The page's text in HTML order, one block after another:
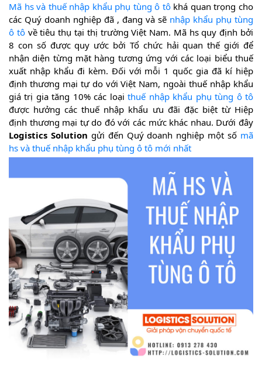
Mã hs và thuế nhập khẩu phụ tùng ô tôkhá quan trọng cho
các Quý doanh nghiệp đã , đang và sẽ nhập khẩu phụ tùng
ô tôvề tiêu thụ tại thị trường Việt Nam. Mã hs quy định bởi
8 con số được quy ước bởi Tổ chức hải quan thế giới để
nhận diện từng mặt hàng tương ứng với các loại biểu thuế
xuất nhập khẩu đi kèm. Đối với mỗi 1 quốc gia đã kí hiệp
định thương mại tự do với Việt Nam, ngoài thuế nhập khẩu
giá trị gia tăng 10% các loạithuế nhập khẩu phụ tùng ô tô
được hưởng các thuế nhập khẩu ưu đãi đặc biệt từ Hiệp
định thương mại tự do đó với các mức khác nhau. Dưới đây
Logistics Solution gửi đến Quý doanh nghiệp một số mã
hs và thuế nhập khẩu phụ tùng ô tô mới nhất